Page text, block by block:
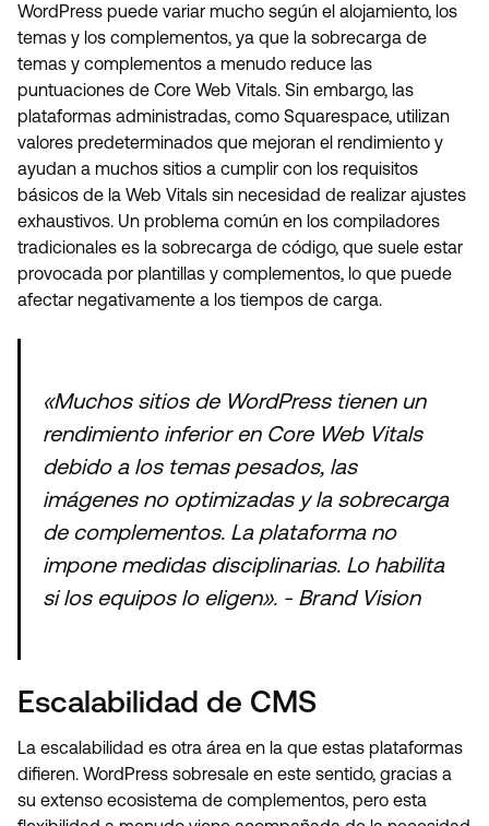
WordPress puede variar mucho según el alojamiento, los
temas y los complementos, ya que la sobrecarga de
temas y complementos a menudo reduce las
puntuaciones de Core Web Vitals. Sin embargo, las
plataformas administradas, como Squarespace, utilizan
valores predeterminados que mejoran el rendimiento y
ayudan a muchos sitios a cumplir con los requisitos
básicos de la Web Vitals sin necesidad de realizar ajustes
exhaustivos. Un problema común en los compiladores
tradicionales es la sobrecarga de código, que suele estar
provocada por plantillas y complementos, lo que puede
afectar negativamente a los tiempos de carga.
«Muchos sitios de WordPress tienen un
rendimiento inferior en Core Web Vitals
debido a los temas pesados, las
imágenes no optimizadas y la sobrecarga
de complementos. La plataforma no
impone medidas disciplinarias. Lo habilita
si los equipos lo eligen». - Brand Vision
Escalabilidad de CMS
La escalabilidad es otra área en la que estas plataformas
difieren. WordPress sobresale en este sentido, gracias a
su extenso ecosistema de complementos, pero esta